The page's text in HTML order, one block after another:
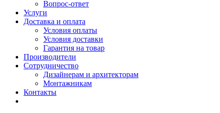
Вопрос-ответ
Услуги
Доставка и оплата
Условия оплаты
Условия доставки
Гарантия на товар
Производители
Сотрудничество
Дизайнерам и архитекторам
Монтажникам
Контакты